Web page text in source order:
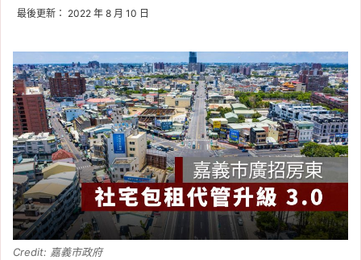
最後更新： 2022 年 8 月 10 日
Credit: 嘉義市政府